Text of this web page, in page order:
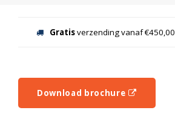
Gratisverzending vanaf €450,00
Download brochure